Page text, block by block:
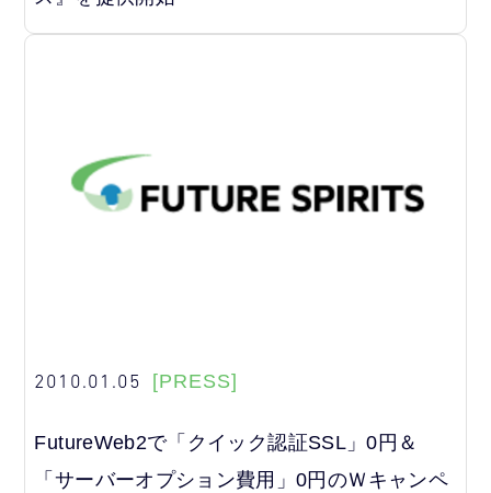
2010.01.05 [PRESS]
FutureWeb2で「クイック認証SSL」0円＆
「サーバーオプション費用」0円のＷキャンペ